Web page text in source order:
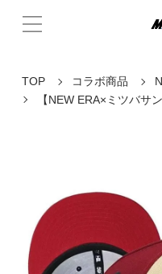
TOP コラボ商品
【NEW ERA×ミツバサ